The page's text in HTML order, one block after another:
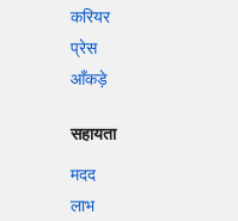
करियर
प्रेस
आँकड़े
सहायता
मदद
लाभ